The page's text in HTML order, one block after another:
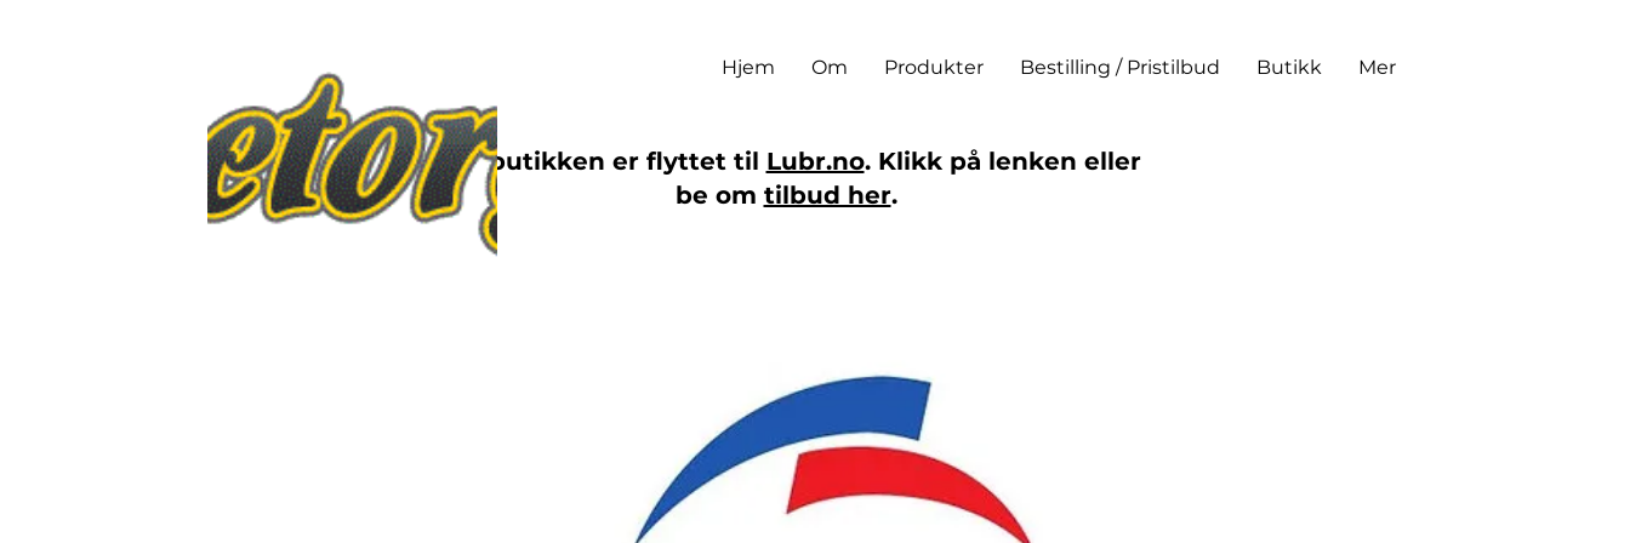
Hjem Om Produkter Bestilling / Pristilbud Butikk Mer
Nettbutikken er flyttet til Lubr.no. Klikk på lenken eller
be om tilbud her.